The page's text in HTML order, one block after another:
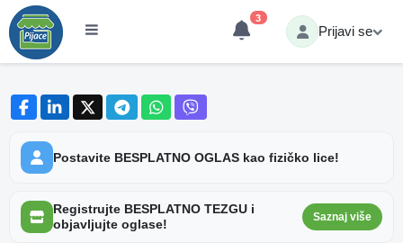
3
Prijavi se
Postavite BESPLATNO OGLAS kao fizičko lice!
Registrujte BESPLATNO TEZGU i
objavljujte oglase!
Saznaj više